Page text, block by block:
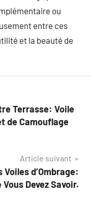
ou
entre ces
et la beauté de
Terrasse: Voile
de Camouflage
Article suivant
d’Ombrage:
Vous Devez Savoir.